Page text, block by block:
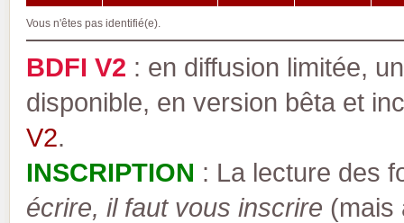
Vous n'êtes pas identifié(e).
BDFI V2 : en diffusion limitée,
disponible, en version bêta et
V2.
INSCRIPTION : La lecture des
écrire, il faut vous inscrire (mais